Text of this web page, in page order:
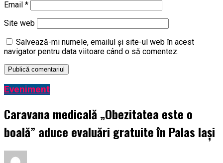
Email *
Site web
Salvează-mi numele, emailul și site-ul web în acest
navigator pentru data viitoare când o să comentez.
Eveniment
Caravana medicală „Obezitatea este o
boală” aduce evaluări gratuite în Palas Iași